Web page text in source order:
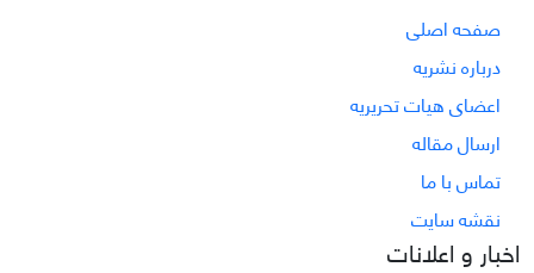
صفحه اصلی
درباره نشریه
اعضای هیات تحریریه
ارسال مقاله
تماس با ما
نقشه سایت
اخبار و اعلانات